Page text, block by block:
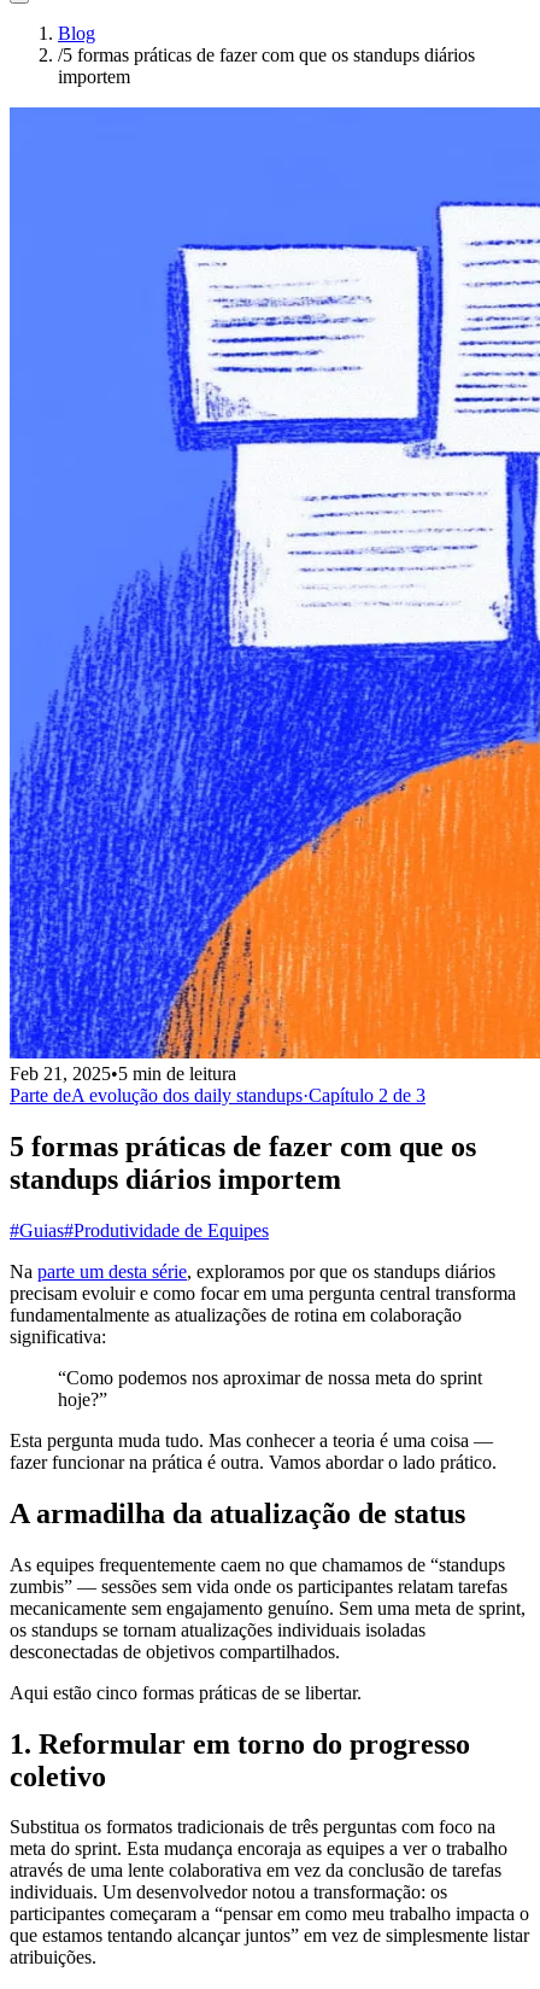
Blog
/5 formas práticas de fazer com que os standups diários
importem
Feb 21, 2025•5 min de leitura
Parte deA evolução dos daily standups·Capítulo 2 de 3
5 formas práticas de fazer com que os
standups diários importem
#Guias#Produtividade de Equipes
Na parte um desta série, exploramos por que os standups diários
precisam evoluir e como focar em uma pergunta central transforma
fundamentalmente as atualizações de rotina em colaboração
significativa:
“Como podemos nos aproximar de nossa meta do sprint
hoje?”
Esta pergunta muda tudo. Mas conhecer a teoria é uma coisa —
fazer funcionar na prática é outra. Vamos abordar o lado prático.
A armadilha da atualização de status
As equipes frequentemente caem no que chamamos de “standups
zumbis” — sessões sem vida onde os participantes relatam tarefas
mecanicamente sem engajamento genuíno. Sem uma meta de sprint,
os standups se tornam atualizações individuais isoladas
desconectadas de objetivos compartilhados.
Aqui estão cinco formas práticas de se libertar.
1. Reformular em torno do progresso
coletivo
Substitua os formatos tradicionais de três perguntas com foco na
meta do sprint. Esta mudança encoraja as equipes a ver o trabalho
através de uma lente colaborativa em vez da conclusão de tarefas
individuais. Um desenvolvedor notou a transformação: os
participantes começaram a “pensar em como meu trabalho impacta o
que estamos tentando alcançar juntos” em vez de simplesmente listar
atribuições.